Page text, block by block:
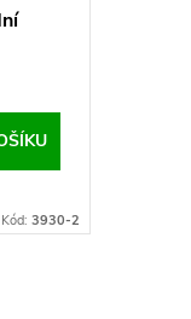
Kód: 3930-2